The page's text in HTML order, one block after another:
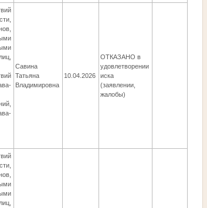
Савина
Татьяна
Владимировна
10.04.2026
ОТКАЗАНО в
удовлетворении
иска
(заявлении,
жалобы)